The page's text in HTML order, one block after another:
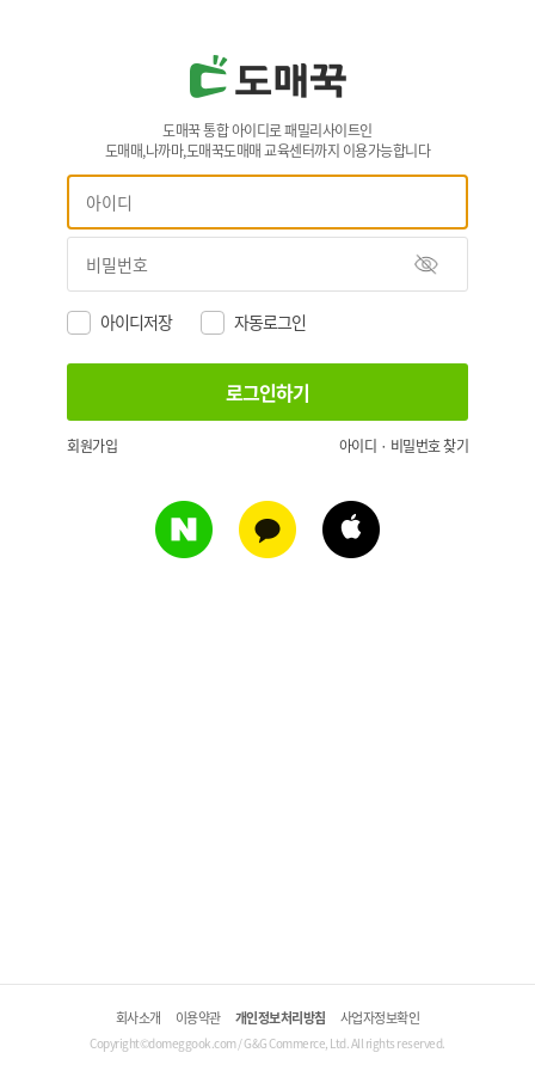
도매꾹 통합 아이디로 패밀리사이트인
도매매,나까마,도매꾹도매매 교육센터까지 이용가능합니다
아이디저장 자동로그인
회원가입 아이디 · 비밀번호 찾기
회사소개 이용약관 개인정보처리방침 사업자정보확인
Copyright©domeggook.com / G&G Commerce, Ltd. All rights reserved.